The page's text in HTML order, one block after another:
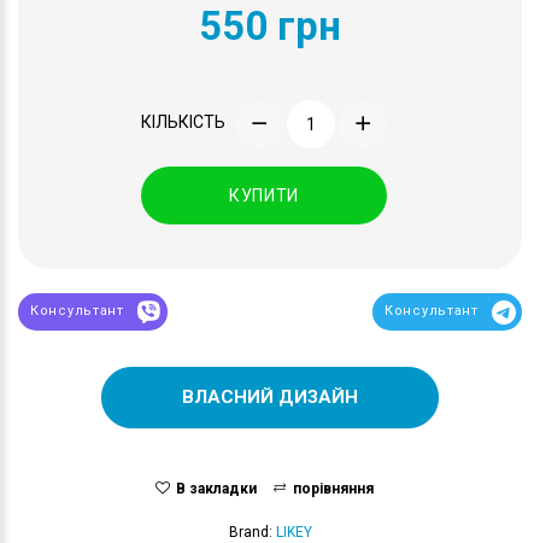
550 грн
КІЛЬКІСТЬ
КУПИТИ
Консультант Консультант
ВЛАСНИЙ ДИЗАЙН
В закладки порівняння
Brand: LIKEY